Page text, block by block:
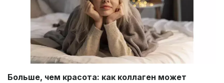
Больше, чем красота: как коллаген может